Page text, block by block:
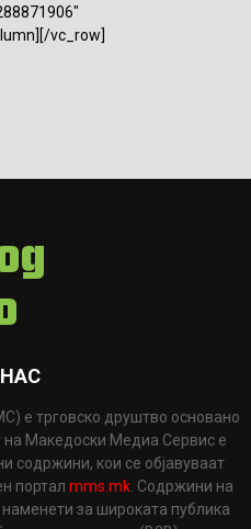
vc_row]
е трговско друштво основано
на Македоски Медиа Сервис е
содржини, кои се објавуваат
портал mms.mk . Содржини на
за широката публика